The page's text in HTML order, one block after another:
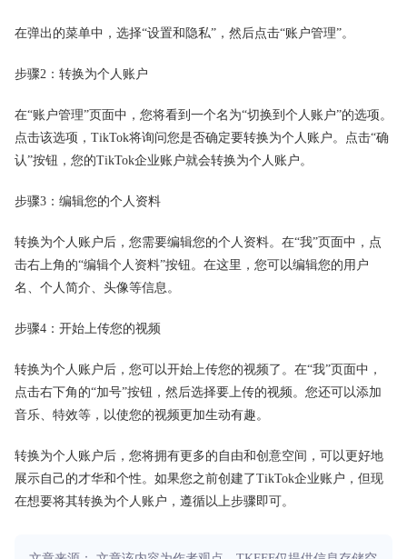
在弹出的菜单中，选择“设置和隐私”，然后点击“账户管理”。
步骤2：转换为个人账户
在“账户管理”页面中，您将看到一个名为“切换到个人账户”的选项。
点击该选项，TikTok将询问您是否确定要转换为个人账户。点击“确
认”按钮，您的TikTok企业账户就会转换为个人账户。
步骤3：编辑您的个人资料
转换为个人账户后，您需要编辑您的个人资料。在“我”页面中，点
击右上角的“编辑个人资料”按钮。在这里，您可以编辑您的用户
名、个人简介、头像等信息。
步骤4：开始上传您的视频
转换为个人账户后，您可以开始上传您的视频了。在“我”页面中，
点击右下角的“加号”按钮，然后选择要上传的视频。您还可以添加
音乐、特效等，以使您的视频更加生动有趣。
转换为个人账户后，您将拥有更多的自由和创意空间，可以更好地
展示自己的才华和个性。如果您之前创建了TikTok企业账户，但现
在想要将其转换为个人账户，遵循以上步骤即可。